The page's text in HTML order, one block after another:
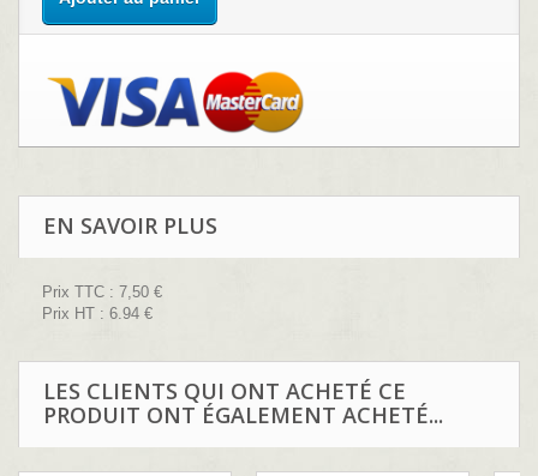
EN SAVOIR PLUS
Prix TTC : 7,50 €
Prix HT : 6.94 €
LES CLIENTS QUI ONT ACHETÉ CE
PRODUIT ONT ÉGALEMENT ACHETÉ...